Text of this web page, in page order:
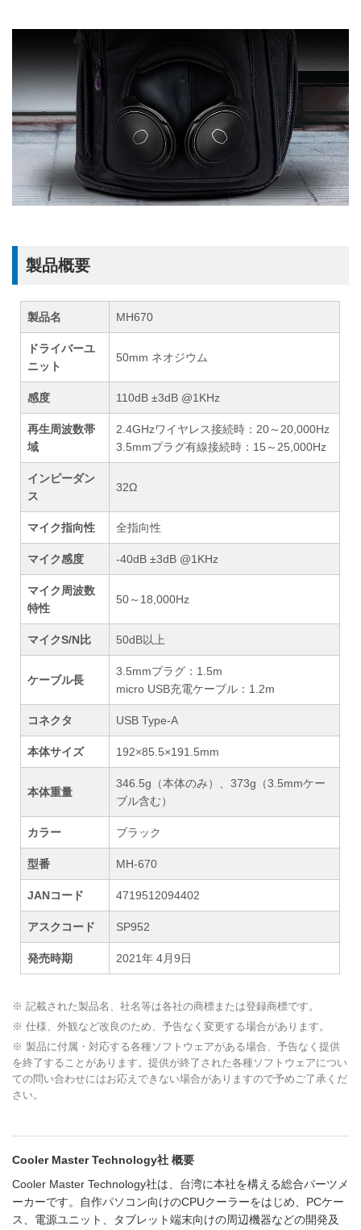
製品概要
製品名 MH670
ドライバーユ
ニット
50mm ネオジウム
感度 110dB ±3dB @1KHz
再生周波数帯
域
2.4GHzワイヤレス接続時：20～20,000Hz
3.5mmプラグ有線接続時：15～25,000Hz
インピーダン
ス
32Ω
マイク指向性 全指向性
マイク感度 -40dB ±3dB @1KHz
マイク周波数
特性
50～18,000Hz
マイクS/N比 50dB以上
ケーブル長
3.5mmプラグ：1.5m
micro USB充電ケーブル：1.2m
コネクタ USB Type-A
本体サイズ 192×85.5×191.5mm
本体重量
346.5g（本体のみ）、373g（3.5mmケー
ブル含む）
カラー ブラック
型番 MH-670
JANコード 4719512094402
アスクコード SP952
発売時期 2021年 4月9日
※ 記載された製品名、社名等は各社の商標または登録商標です。
※ 仕様、外観など改良のため、予告なく変更する場合があります。
※ 製品に付属・対応する各種ソフトウェアがある場合、予告なく提供
を終了することがあります。提供が終了された各種ソフトウェアについ
ての問い合わせにはお応えできない場合がありますので予めご了承くだ
さい。
Cooler Master Technology社 概要
Cooler Master Technology社は、台湾に本社を構える総合パーツメ
ーカーです。自作パソコン向けのCPUクーラーをはじめ、PCケー
ス、電源ユニット、タブレット端末向けの周辺機器などの開発及